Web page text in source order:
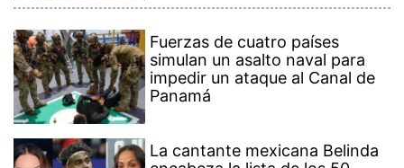
Fuerzas de cuatro países
simulan un asalto naval para
impedir un ataque al Canal de
Panamá
La cantante mexicana Belinda